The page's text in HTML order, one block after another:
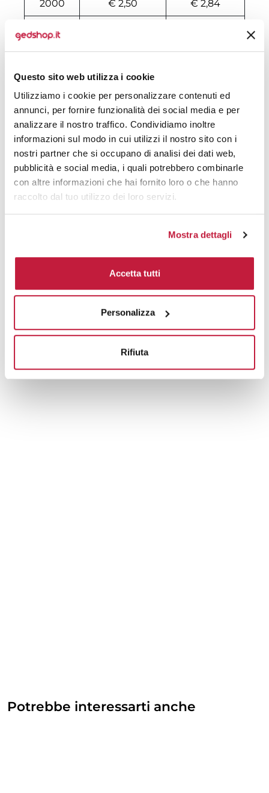
Questo sito web utilizza i cookie
Utilizziamo i cookie per personalizzare contenuti ed
annunci, per fornire funzionalità dei social media e per
analizzare il nostro traffico. Condividiamo inoltre
informazioni sul modo in cui utilizzi il nostro sito con i
nostri partner che si occupano di analisi dei dati web,
pubblicità e social media, i quali potrebbero combinarle
con altre informazioni che hai fornito loro o che hanno
raccolto dal tuo utilizzo dei loro servizi.
Mostra dettagli
Accetta tutti
Personalizza
Rifiuta
2000 € 2,50 € 2,84
3000 € 2,26 € 2,58
4500 € 2,25
9500 € 2,09 € 2,32
14500 € 2,03 € 2,25
499500 € 2,03 € 2,25
500000 € 2,03 € 2,25
Tecniche di stampa
Prodotti alternativi
Potrebbe interessarti anche